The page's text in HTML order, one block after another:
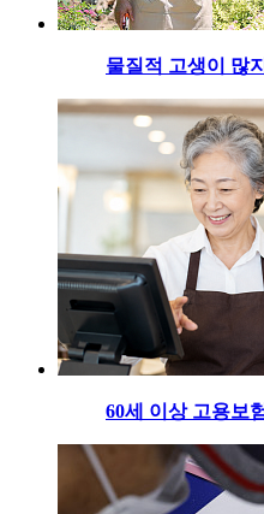
물질적 고생이 많
60세 이상 고용보